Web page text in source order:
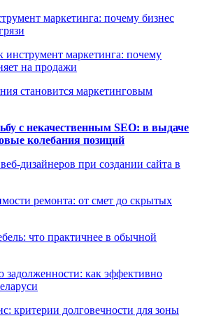
маркетинга: почему бизнес
маркетинга: почему
на продажи
становится маркетинговым
с некачественным SEO: в выдаче
колебания позиций
дизайнеров при создании сайта в
ремонта: от смет до скрытых
что практичнее в обычной
как эффективно
критерии долговечности для зоны